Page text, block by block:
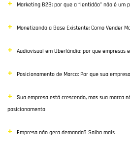
Desenvolvimento Web
Google Ads
E-commerce
Poisiconamento e Branding
SEO
Marketing B2B: por que a “lentidão” não é um
Monetizando a Base Existente: Como Vender
Audiovisual em Uberlândia: por que empresas
Posicionamento de Marca: Por que sua
Sua empresa está crescendo, mas sua marca
posicionamento
Empresa não gera demanda? Saiba mais